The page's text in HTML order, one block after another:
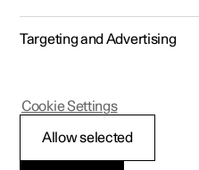
Shop
Mere
Udforsk Polestar 2
Kampagner
Nye lagerbiler
Prøvetur
Nye lagerbiler
Udforsk Polestar 4
Kampagner
Nye lagerbiler
Pre-owned-
Pre-owned
Prøvetur
Extras tilbehør
(Åbner i et nyt
Experiences
Firmabil
Ejerskab
Opladning
Om Polestar
Bæredygtighed
Polestar 2
Automatisk
Targeting and Advertising
Allow selected
Cookie Settings